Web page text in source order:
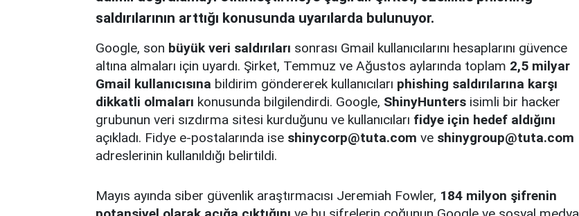
saldırılarının arttığı konusunda uyarılarda bulunuyor.
Google, son büyük veri saldırıları sonrası Gmail kullanıcılarını hesaplarını güvence
altına almaları için uyardı. Şirket, Temmuz ve Ağustos aylarında toplam 2,5 milyar
Gmail kullanıcısına bildirim göndererek kullanıcıları phishing saldırılarına karşı
dikkatli olmaları konusunda bilgilendirdi. Google, ShinyHunters isimli bir hacker
grubunun veri sızdırma sitesi kurduğunu ve kullanıcıları fidye için hedef aldığını
açıkladı. Fidye e-postalarında ise shinycorp@tuta.com ve shinygroup@tuta.com
adreslerinin kullanıldığı belirtildi.
Mayıs ayında siber güvenlik araştırmacısı Jeremiah Fowler, 184 milyon şifrenin